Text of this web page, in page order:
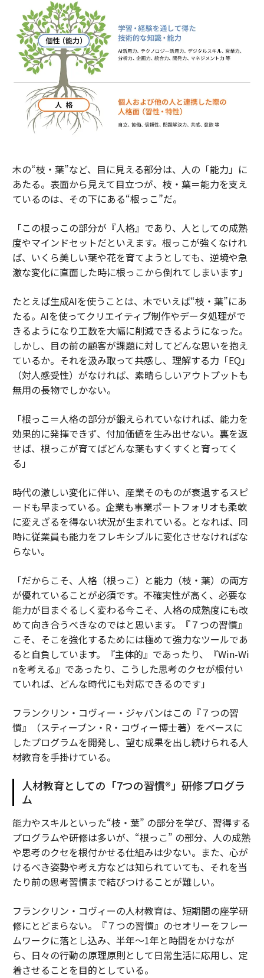
木の“枝・葉”など、目に見える部分は、人の「能力」に
あたる。表面から見えて目立つが、枝・葉＝能力を支え
ているのは、その下にある“根っこ”だ。
「この根っこの部分が『人格』であり、人としての成熟
度やマインドセットだといえます。根っこが強くなけれ
ば、いくら美しい葉や花を育てようとしても、逆境や急
激な変化に直面した時に根っこから倒れてしまいます」
たとえば生成AIを使うことは、木でいえば“枝・葉”にあ
たる。AIを使ってクリエイティブ制作やデータ処理がで
きるようになり工数を大幅に削減できるようになった。
しかし、目の前の顧客が課題に対してどんな思いを抱え
ているか。それを汲み取って共感し、理解する力「EQ」
（対人感受性）がなければ、素晴らしいアウトプットも
無用の長物でしかない。
「根っこ＝人格の部分が鍛えられていなければ、能力を
効果的に発揮できず、付加価値を生み出せない。裏を返
せば、根っこが育てばどんな葉もすくすくと育ってく
る」
時代の激しい変化に伴い、産業そのものが衰退するスピ
ードも早まっている。企業も事業ポートフォリオも柔軟
に変えざるを得ない状況が生まれている。となれば、同
時に従業員も能力をフレキシブルに変化させなければな
らない。
「だからこそ、人格（根っこ）と能力（枝・葉）の両方
が優れていることが必須です。不確実性が高く、必要な
能力が目まぐるしく変わる今こそ、人格の成熟度にも改
めて向き合うべきなのではと思います。『７つの習慣』
こそ、そこを強化するためには極めて強力なツールであ
ると自負しています。『主体的』であったり、『Win-Wi
nを考える』であったり、こうした思考のクセが根付い
ていれば、どんな時代にも対応できるのです」
フランクリン・コヴィー・ジャパンはこの『７つの習
慣』（スティーブン・R・コヴィー博士著）をベースに
したプログラムを開発し、望む成果を出し続けられる人
材教育を手掛けている。
人材教育としての「7つの習慣®」研修プログラ
ム
能力やスキルといった“枝・葉” の部分を学び、習得する
プログラムや研修は多いが、“根っこ” の部分、人の成熟
や思考のクセを根付かせる仕組みは少ない。また、心が
けるべき姿勢や考え方などは知られていても、それを当
たり前の思考習慣まで結びつけることが難しい。
フランクリン・コヴィーの人材教育は、短期間の座学研
修にとどまらない。『７つの習慣』のセオリーをフレー
ムワークに落とし込み、半年～1年と時間をかけなが
ら、日々の行動の原理原則として日常生活に応用し、定
着させることを目的としている。